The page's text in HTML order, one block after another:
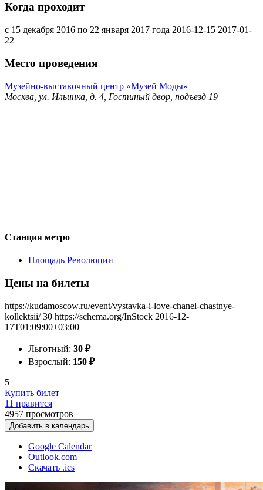
Когда проходит
с 15 декабря 2016 по 22 января 2017 года 2016-12-15 2017-01-
22
Место проведения
Музейно-выставочный центр «Музей Моды»
Москва, ул. Ильинка, д. 4, Гостиный двор, подъезд 19
Станция метро
Площадь Революции
Цены на билеты
https://kudamoscow.ru/event/vystavka-i-love-chanel-chastnye-
kollektsii/ 30 https://schema.org/InStock 2016-12-
17T01:09:00+03:00
Льготный: 30 ₽
Взрослый: 150 ₽
5+
Купить билет
11 нравится
4957 просмотров
Добавить в календарь
Google Calendar
Outlook.com
Скачать .ics